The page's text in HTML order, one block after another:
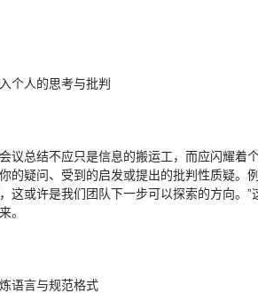
个人的思考与批判
议总结不应只是信息的搬运工，而应闪耀着
的疑问、受到的启发或提出的批判性质疑。
这或许是我们团队下一步可以探索的方向。
。
语言与规范格式